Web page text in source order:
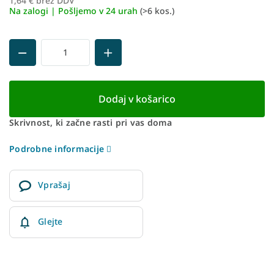
Na zalogi | Pošljemo v 24 urah (>6 kos.)
Dodaj v košarico
Skrivnost, ki začne rasti pri vas doma
Podrobne informacije
Vprašaj
Glejte